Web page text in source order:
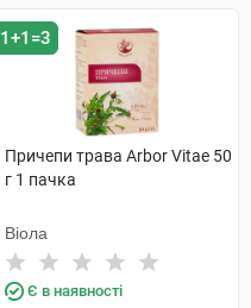
1+1=3
Причепи трава Arbor Vitae 50
г 1 пачка
Віола
Є в наявності